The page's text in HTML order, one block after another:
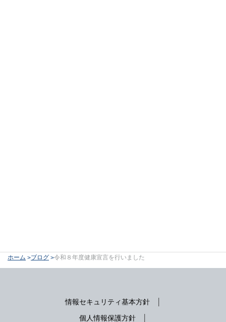
ホーム ブログ 令和８年度健康宣言を行いました
情報セキュリティ基本方針
個人情報保護方針